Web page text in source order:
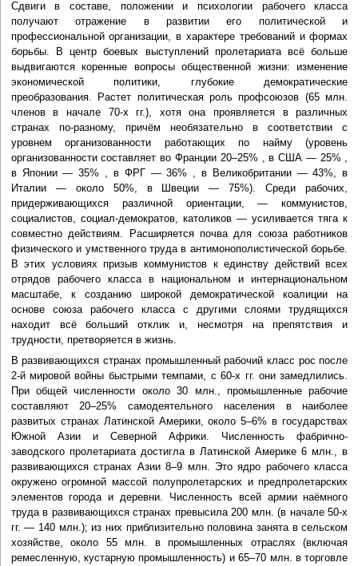
Сдвиги в составе, положении и психологии рабочего класса
получают отражение в развитии его политической и
профессиональной организации, в характере требований и формах
борьбы. В центр боевых выступлений пролетариата всё больше
выдвигаются коренные вопросы общественной жизни: изменение
экономической политики, глубокие демократические
преобразования. Растет политическая роль профсоюзов (65 млн.
членов в начале 70-х гг.), хотя она проявляется в различных
странах по-разному, причём необязательно в соответствии с
уровнем организованности работающих по найму (уровень
организованности составляет во Франции 20–25% , в США — 25% ,
в Японии — 35% , в ФРГ — 36% , в Великобритании — 43%, в
Италии — около 50%, в Швеции — 75%). Среди рабочих,
придерживающихся различной ориентации, — коммунистов,
социалистов, социал-демократов, католиков — усиливается тяга к
совместно действиям. Расширяется почва для союза работников
физического и умственного труда в антимонополистической борьбе.
В этих условиях призыв коммунистов к единству действий всех
отрядов рабочего класса в национальном и интернациональном
масштабе, к созданию широкой демократической коалиции на
основе союза рабочего класса с другими слоями трудящихся
находит всё больший отклик и, несмотря на препятствия и
трудности, претворяется в жизнь.
В развивающихся странах промышленный рабочий класс рос после
2-й мировой войны быстрыми темпами, с 60-х гг. они замедлились.
При общей численности около 30 млн., промышленные рабочие
составляют 20–25% самодеятельного населения в наиболее
развитых странах Латинской Америки, около 5–6% в государствах
Южной Азии и Северной Африки. Численность фабрично-
заводского пролетариата достигла в Латинской Америке 6 млн., в
развивающихся странах Азии 8–9 млн. Это ядро рабочего класса
окружено огромной массой полупролетарских и предпролетарских
элементов города и деревни. Численность всей армии наёмного
труда в развивающихся странах превысила 200 млн. (в начале 50-х
гг. — 140 млн.); из них приблизительно половина занята в сельском
хозяйстве, около 55 млн. в промышленных отраслях (включая
ремесленную, кустарную промышленность) и 65–70 млн. в торговле